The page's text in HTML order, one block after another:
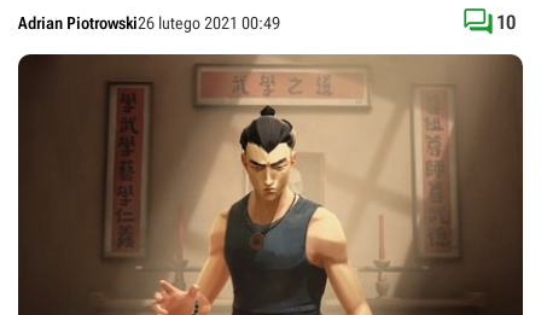
Adrian Piotrowski26 lutego 2021 00:49  10